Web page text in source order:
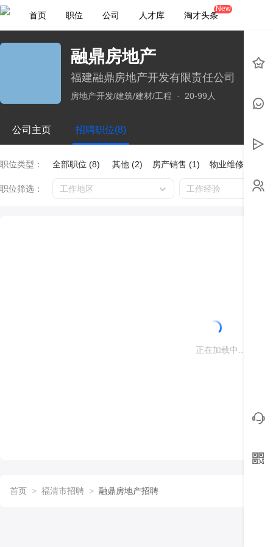
首页 职位 公司 人才库 淘才头条
New
融鼎房地产
福建融鼎房地产开发有限责任公司
房地产开发/建筑/建材/工程 · 20-99人
公司主页 招聘职位(8)
职位类型： 全部职位 (8) 其他 (2) 房产销售 (1) 物业维修 (1)
职位筛选： 工作地区 工作经验
正在加载中...
首页 > 福清市招聘 > 融鼎房地产招聘